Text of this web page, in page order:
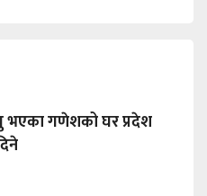
भएका गणेशको घर प्रदेश